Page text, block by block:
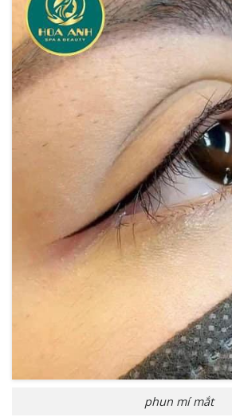
phun mí mắt